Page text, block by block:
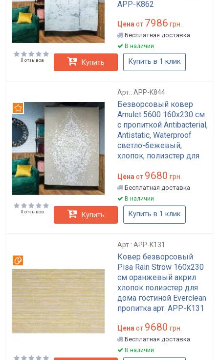
APP-K862
Цена от 7986 грн.
Бесплатная доставка
В наличии
0 отзывов Купить Купить в 1 клик
Арт.: APP-K844
Безворсовый ковер
Amulet 5600 160x230 см
с пропиткой Antibacterial,
Antistatic, Waterproof
светло-бежевый,
хлопок, полиэстер для
Рекомендуем
Цена от 9680 грн.
Бесплатная доставка
В наличии
0 отзывов Купить Купить в 1 клик
Арт.: APP-K131
Ковер безворсовый
Pisa Rain Strow 160x230
см оранжевый акрил
хлопок полиэстер для
дома гостиной Everclean
пропитка арт: APP-K131
Цена от 9680 грн.
Бесплатная доставка
В наличии